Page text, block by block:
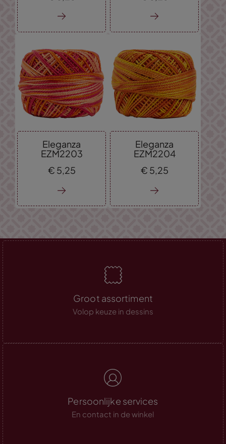
Eleganza
EZM2203
€ 5,25
Eleganza
EZM2204
€ 5,25
Groot assortiment
Volop keuze in dessins
Persoonlijke services
En contact in de winkel